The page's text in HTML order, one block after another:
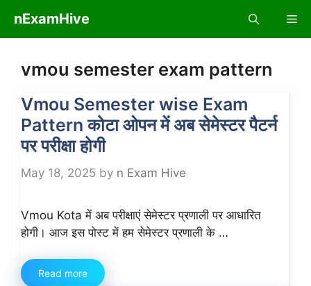
content
nExamHive
vmou semester exam pattern
Vmou Semester wise Exam
Pattern कोटा ओपन में अब सेमेस्टर पैटर्न
पर परीक्षा होगी
May 18, 2025 by n Exam Hive
Vmou Kota में अब परीक्षाएं सेमेस्टर प्रणाली पर आधारित
होगी। आज इस पोस्ट में हम सेमेस्टर प्रणाली के …
Read more